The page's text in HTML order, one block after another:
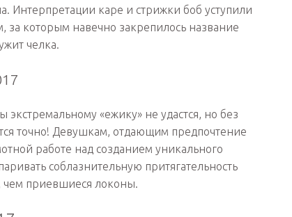
Интерпретации каре и стрижки боб уступили
за которым навечно закрепилось название
челка.
«ежику» не удастся, но без
точно! Девушкам, отдающим предпочтение
работе над созданием уникального
соблазнительную притягательность
чем приевшиеся локоны.